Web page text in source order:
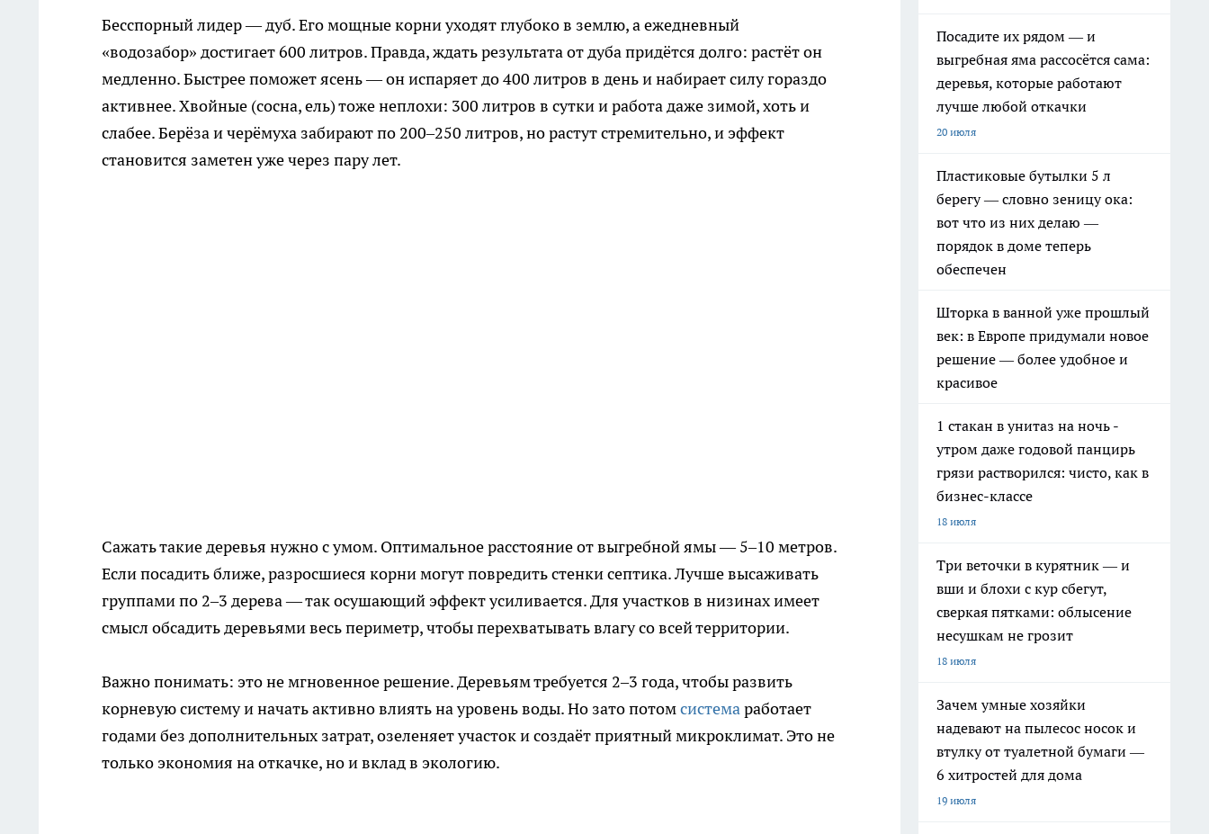
Бесспорный лидер — дуб. Его мощные корни уходят глубоко в землю, а ежедневный
«водозабор» достигает 600 литров. Правда, ждать результата от дуба придётся долго: растёт он
медленно. Быстрее поможет ясень — он испаряет до 400 литров в день и набирает силу гораздо
активнее. Хвойные (сосна, ель) тоже неплохи: 300 литров в сутки и работа даже зимой, хоть и
слабее. Берёза и черёмуха забирают по 200–250 литров, но растут стремительно, и эффект
становится заметен уже через пару лет.
Сажать такие деревья нужно с умом. Оптимальное расстояние от выгребной ямы — 5–10 метров.
Если посадить ближе, разросшиеся корни могут повредить стенки септика. Лучше высаживать
группами по 2–3 дерева — так осушающий эффект усиливается. Для участков в низинах имеет
смысл обсадить деревьями весь периметр, чтобы перехватывать влагу со всей территории.
Важно понимать: это не мгновенное решение. Деревьям требуется 2–3 года, чтобы развить
корневую систему и начать активно влиять на уровень воды. Но зато потомсистемаработает
годами без дополнительных затрат, озеленяет участок и создаёт приятный микроклимат. Это не
только экономия на откачке, но и вклад в экологию.
Посадите их рядом — и
выгребная яма рассосётся сама:
деревья, которые работают
лучше любой откачки
20 июля
Пластиковые бутылки 5 л
берегу — словно зеницу ока:
вот что из них делаю —
порядок в доме теперь
обеспечен
Шторка в ванной уже прошлый
век: в Европе придумали новое
решение — более удобное и
красивое
1 стакан в унитаз на ночь -
утром даже годовой панцирь
грязи растворился: чисто, как в
бизнес-классе
18 июля
Три веточки в курятник — и
вши и блохи с кур сбегут,
сверкая пятками: облысение
несушкам не грозит
18 июля
Зачем умные хозяйки
надевают на пылесос носок и
втулку от туалетной бумаги —
6 хитростей для дома
19 июля